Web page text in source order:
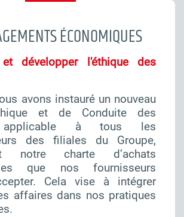
ÉCONOMIQUES
et développer l'éthique des
avons instauré un nouveau
et de Conduite des
applicable à tous les
des filiales du Groupe,
notre charte d’achats
que nos fournisseurs
Cela vise à intégrer
affaires dans nos pratiques